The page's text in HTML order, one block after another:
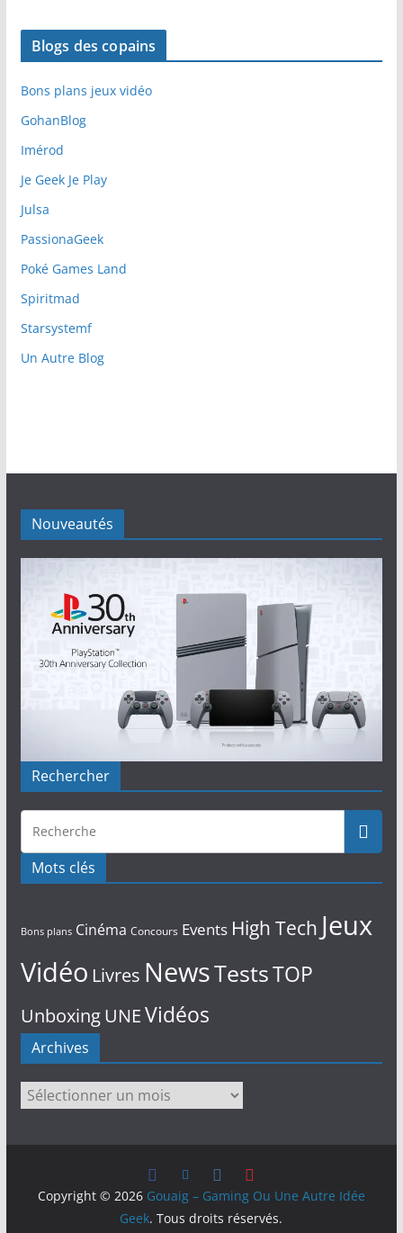
Blogs des copains
Bons plans jeux vidéo
GohanBlog
Imérod
Je Geek Je Play
Julsa
PassionaGeek
Poké Games Land
Spiritmad
Starsystemf
Un Autre Blog
Nouveautés
Rechercher
Mots clés
Bons plans Cinéma Concours Events High Tech Jeux
Vidéo Livres NewsTestsTOP
UnboxingUNEVidéos
Archives
Archives
Copyright © 2026 Gouaig – Gaming Ou Une Autre Idée
Geek. Tous droits réservés.